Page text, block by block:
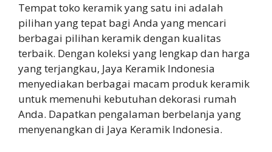
Tempat toko keramik yang satu ini adalah
pilihan yang tepat bagi Anda yang mencari
berbagai pilihan keramik dengan kualitas
terbaik. Dengan koleksi yang lengkap dan harga
yang terjangkau, Jaya Keramik Indonesia
menyediakan berbagai macam produk keramik
untuk memenuhi kebutuhan dekorasi rumah
Anda. Dapatkan pengalaman berbelanja yang
menyenangkan di Jaya Keramik Indonesia.